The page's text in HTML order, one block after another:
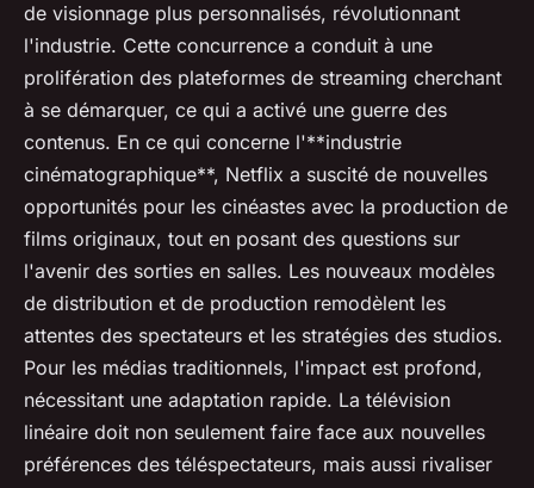
de visionnage plus personnalisés, révolutionnant
l'industrie. Cette concurrence a conduit à une
prolifération des plateformes de streaming cherchant
à se démarquer, ce qui a activé une guerre des
contenus. En ce qui concerne l'**industrie
cinématographique**, Netflix a suscité de nouvelles
opportunités pour les cinéastes avec la production de
films originaux, tout en posant des questions sur
l'avenir des sorties en salles. Les nouveaux modèles
de distribution et de production remodèlent les
attentes des spectateurs et les stratégies des studios.
Pour les médias traditionnels, l'impact est profond,
nécessitant une adaptation rapide. La télévision
linéaire doit non seulement faire face aux nouvelles
préférences des téléspectateurs, mais aussi rivaliser